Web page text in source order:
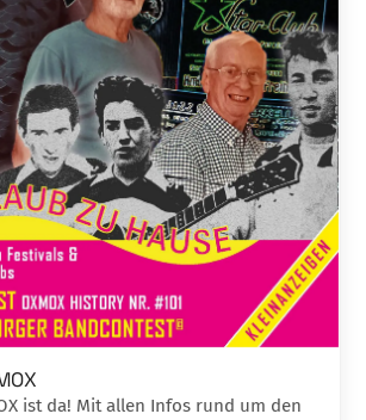
ist da! Mit allen Infos rund um den